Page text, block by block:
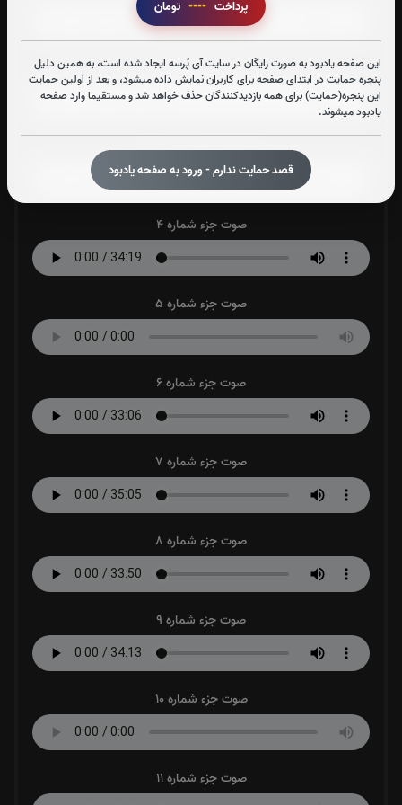
پرداخت ----
این صفحه یادبود به صورت رایگان در سایت آی پُرسه ایجاد شده است، به همین دلیل
پنجره حمایت در ابتدای صفحه برای کاربران نمایش داده میشود، و بعد از اولین حمایت
این پنجره(حمایت) برای همه بازدیدکنندگان حذف خواهد شد و مستقیما وارد صفحه
یادبود میشوند.
قصد حمایت ندارم - ورود به صفحه یادبود
صوت جزء شماره 2
صوت جزء شماره 3
صوت جزء شماره 4
صوت جزء شماره 5
صوت جزء شماره 6
صوت جزء شماره 7
صوت جزء شماره 8
صوت جزء شماره 9
صوت جزء شماره 10
صوت جزء شماره 11